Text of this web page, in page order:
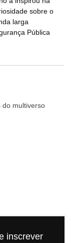
sobre o
larga
Pública
do multiverso
inscrever